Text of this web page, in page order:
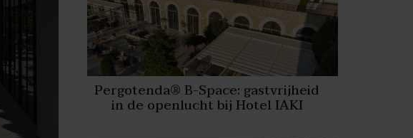
Pergotenda® B-Space: gastvrijheid
in de openlucht bij Hotel IAKI